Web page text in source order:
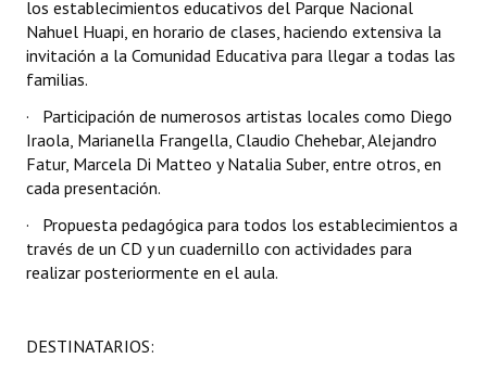
los establecimientos educativos del Parque Nacional
Nahuel Huapi, en horario de clases, haciendo extensiva la
invitación a la Comunidad Educativa para llegar a todas las
familias.
· Participación de numerosos artistas locales como Diego
Iraola, Marianella Frangella, Claudio Chehebar, Alejandro
Fatur, Marcela Di Matteo y Natalia Suber, entre otros, en
cada presentación.
· Propuesta pedagógica para todos los establecimientos a
través de un CD y un cuadernillo con actividades para
realizar posteriormente en el aula.
DESTINATARIOS: